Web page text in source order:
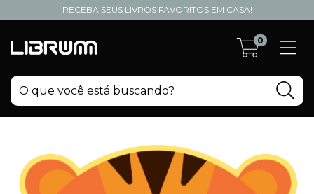
RECEBA SEUS LIVROS FAVORITOS EM CASA!
0